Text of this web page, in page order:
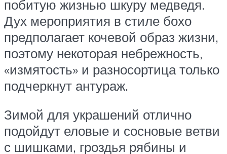
побитую жизнью шкуру медведя.
Дух мероприятия в стиле бохо
предполагает кочевой образ жизни,
поэтому некоторая небрежность,
«измятость» и разносортица только
подчеркнут антураж.
Зимой для украшений отлично
подойдут еловые и сосновые ветви
с шишками, гроздья рябины и